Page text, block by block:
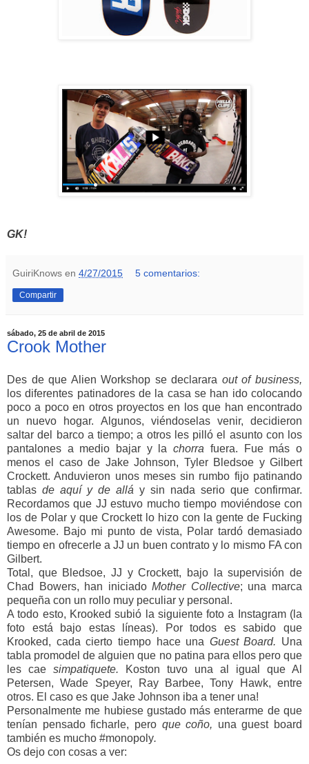
GK!
GuiriKnows en 4/27/2015 5 comentarios:
Compartir
sábado, 25 de abril de 2015
Crook Mother
Des de que Alien Workshop se declarara out of business,
los diferentes patinadores de la casa se han ido colocando
poco a poco en otros proyectos en los que han encontrado
un nuevo hogar. Algunos, viéndoselas venir, decidieron
saltar del barco a tiempo; a otros les pilló el asunto con los
pantalones a medio bajar y lachorra fuera. Fue más o
menos el caso de Jake Johnson, Tyler Bledsoe y Gilbert
Crockett. Anduvieron unos meses sin rumbo fijo patinando
tablas de aquí y de allá y sin nada serio que confirmar.
Recordamos que JJ estuvo mucho tiempo moviéndose con
los de Polar y que Crockett lo hizo con la gente de Fucking
Awesome. Bajo mi punto de vista, Polar tardó demasiado
tiempo en ofrecerle a JJ un buen contrato y lo mismo FA con
Gilbert.
Total, que Bledsoe, JJ y Crockett, bajo la supervisión de
Chad Bowers, han iniciadoMother Collective; una marca
pequeña con un rollo muy peculiar y personal.
A todo esto, Krooked subió la siguiente foto a Instagram (la
foto está bajo estas líneas). Por todos es sabido que
Krooked, cada cierto tiempo hace una Guest Board. Una
tabla promodel de alguien que no patina para ellos pero que
les cae simpatiquete.
Koston tuvo una al igual que Al
Petersen, Wade Speyer, Ray Barbee, Tony Hawk, entre
otros. El caso es que Jake Johnson iba a tener una!
Personalmente me hubiese gustado más enterarme de que
tenían pensado ficharle, pero que coño, una guest board
también es mucho #monopoly.
Os dejo con cosas a ver: